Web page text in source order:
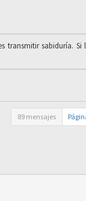
transmitir sabiduría.
89 mensajes